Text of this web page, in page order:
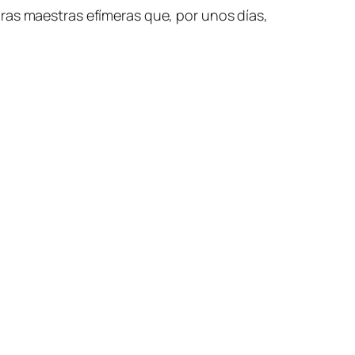
maestras efímeras que, por unos días,